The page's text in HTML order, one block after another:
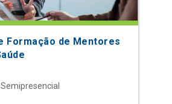
Formação de Mentores